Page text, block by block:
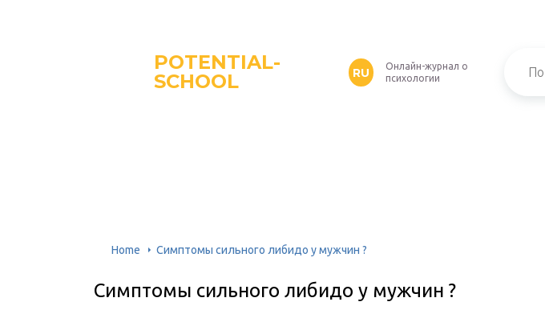
POTENTIAL-
SCHOOL
RU
Онлайн-журнал о
психологии
Home Симптомы сильного либидо у мужчин ?
Симптомы сильного либидо у мужчин ?